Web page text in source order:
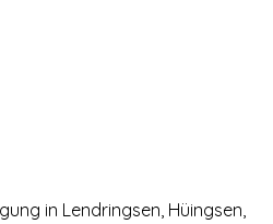
in Lendringsen, Hüingsen,